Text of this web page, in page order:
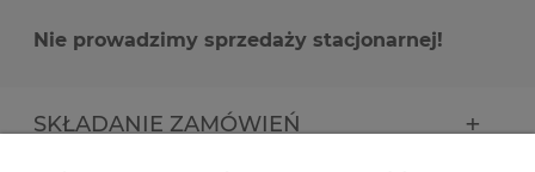
Nie prowadzimy sprzedaży stacjonarnej!
SKŁADANIE ZAMÓWIEŃ